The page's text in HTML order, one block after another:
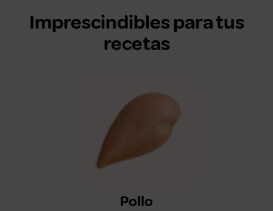
Imprescindibles para tus
recetas
Pollo